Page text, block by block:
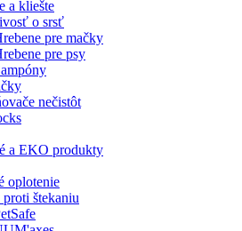
a kliešte
o srsť
pre mačky
pre psy
nečistôt
a EKO produkty
oplotenie
štekaniu